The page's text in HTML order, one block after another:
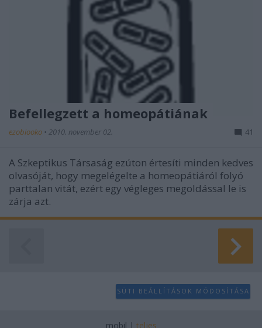
Befellegzett a homeopátiának
ezobiooko • 2010. november 02. 41
A Szkeptikus Társaság ezúton értesíti minden kedves
olvasóját, hogy megelégelte a homeopátiáról folyó
parttalan vitát, ezért egy végleges megoldással le is
zárja azt.
SÜTI BEÁLLÍTÁSOK MÓDOSÍTÁSA
mobil | teljes